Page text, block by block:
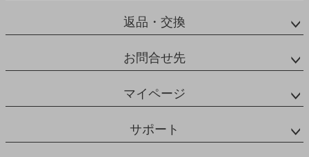
返品・交換
お問合せ先
マイページ
サポート